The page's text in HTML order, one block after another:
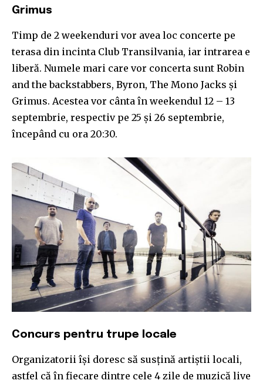
Grimus
Timp de 2 weekenduri vor avea loc concerte pe
terasa din incinta Club Transilvania, iar intrarea e
liberă. Numele mari care vor concerta sunt Robin
and the backstabbers, Byron, The Mono Jacks și
Grimus. Acestea vor cânta în weekendul 12 – 13
septembrie, respectiv pe 25 și 26 septembrie,
începând cu ora 20:30.
Concurs pentru trupe locale
Organizatorii își doresc să susțină artiștii locali,
astfel că în fiecare dintre cele 4 zile de muzică live